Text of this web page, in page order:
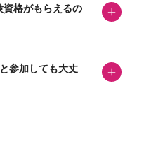
格がもらえるの
参加しても大丈